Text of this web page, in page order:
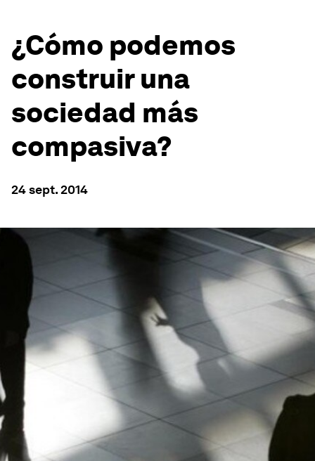
¿Cómo podemos
construir una
sociedad más
compasiva?
24 sept. 2014